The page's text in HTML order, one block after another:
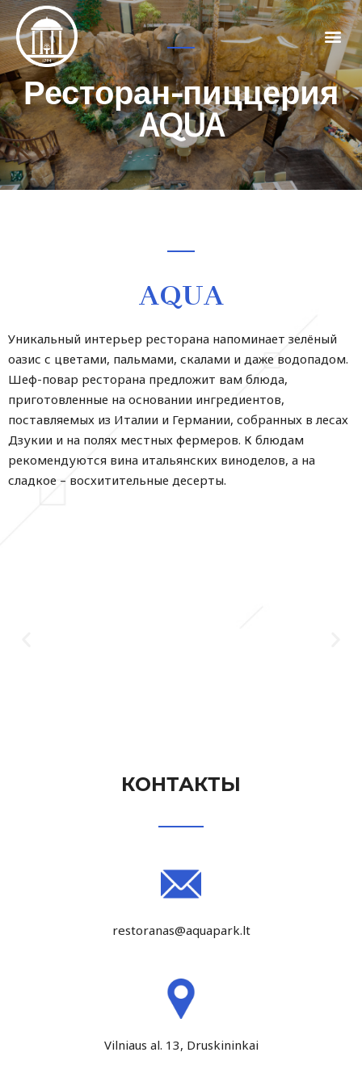
Ресторан-пиццерия
AQUA
AQUA
Уникальный интерьер ресторана напоминает зелёный
оазис с цветами, пальмами, скалами и даже водопадом.
Шеф-повар ресторана предложит вам блюда,
приготовленные на основании ингредиентов,
поставляемых из Италии и Германии, собранных в лесах
Дзукии и на полях местных фермеров. К блюдам
рекомендуются вина итальянских виноделов, а на
сладкое – восхитительные десерты.
КОНТАКТЫ
restoranas@aquapark.lt
Vilniaus al. 13, Druskininkai